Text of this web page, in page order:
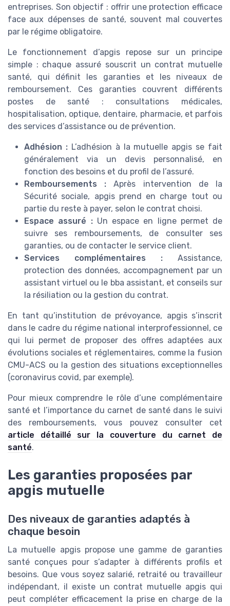
entreprises. Son objectif : offrir une protection efficace
face aux dépenses de santé, souvent mal couvertes
par le régime obligatoire.
Le fonctionnement d’apgis repose sur un principe
simple : chaque assuré souscrit un contrat mutuelle
santé, qui définit les garanties et les niveaux de
remboursement. Ces garanties couvrent différents
postes de santé : consultations médicales,
hospitalisation, optique, dentaire, pharmacie, et parfois
des services d’assistance ou de prévention.
Adhésion :L’adhésion à la mutuelle apgis se fait
généralement via un devis personnalisé, en
fonction des besoins et du profil de l’assuré.
Remboursements : Après intervention de la
Sécurité sociale, apgis prend en charge tout ou
partie du reste à payer, selon le contrat choisi.
Espace assuré :Un espace en ligne permet de
suivre ses remboursements, de consulter ses
garanties, ou de contacter le service client.
Services complémentaires : Assistance,
protection des données, accompagnement par un
assistant virtuel ou le bba assistant, et conseils sur
la résiliation ou la gestion du contrat.
En tant qu’institution de prévoyance, apgis s’inscrit
dans le cadre du régime national interprofessionnel, ce
qui lui permet de proposer des offres adaptées aux
évolutions sociales et réglementaires, comme la fusion
CMU-ACS ou la gestion des situations exceptionnelles
(coronavirus covid, par exemple).
Pour mieux comprendre le rôle d’une complémentaire
santé et l’importance du carnet de santé dans le suivi
des remboursements, vous pouvez consulter cet
article détaillé sur la couverture du carnet de
santé.
Les garanties proposées par
apgis mutuelle
Des niveaux de garanties adaptés à
chaque besoin
La mutuelle apgis propose une gamme de garanties
santé conçues pour s’adapter à différents profils et
besoins. Que vous soyez salarié, retraité ou travailleur
indépendant, il existe un contrat mutuelle apgis qui
peut compléter efficacement la prise en charge de la